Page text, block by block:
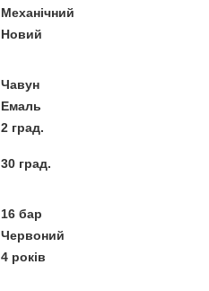
Механічний
Новий
Чавун
Емаль
2 град.
30 град.
16 бар
Червоний
4 років